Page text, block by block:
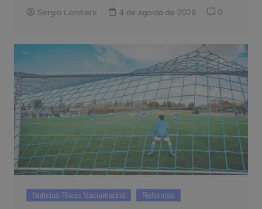
Sergio Lombera 4 de agosto de 2026 0
Noticias Rivas Vaciamadrid Reformas